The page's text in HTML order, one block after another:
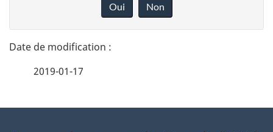
t
a
l
n
o
Oui Non
2019-01-17